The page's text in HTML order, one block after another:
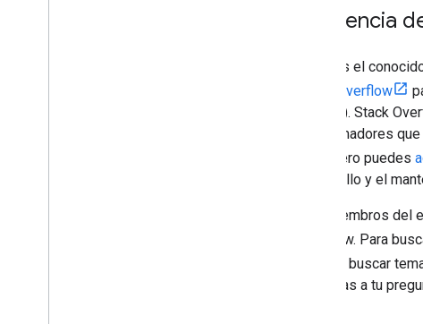
Asistencia
Usamos el
Stack Overflow
(legacy). Stack
programadores
sitio, pero puedes
desarrollo y el
Los miembros del
Overflow. Para
deseas buscar
etiquetas a tu